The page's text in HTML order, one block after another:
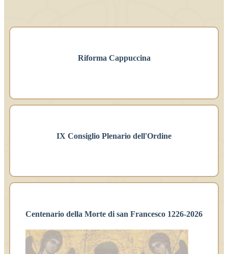
Riforma Cappuccina
IX Consiglio Plenario dell'Ordine
Centenario della Morte di san Francesco 1226-2026